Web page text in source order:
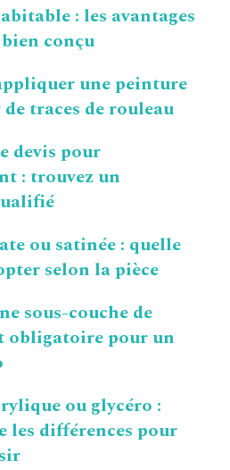
: les avantages
conçu
une peinture
traces de rouleau
devis pour
: trouvez un
ou satinée : quelle
selon la pièce
sous-couche de
obligatoire pour un
ou glycéro :
les différences pour